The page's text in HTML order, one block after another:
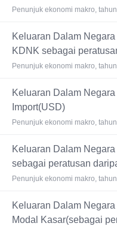
Penunjuk ekonomi makro,
Keluaran Dalam
KDNK sebagai
Penunjuk ekonomi makro,
Keluaran Dalam
Import(USD)
Penunjuk ekonomi makro,
Keluaran Dalam
sebagai peratusan
Penunjuk ekonomi makro,
Keluaran Dalam
Modal Kasar(sebagai